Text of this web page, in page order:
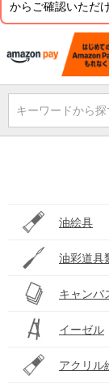
からご確認いただ
キーワードから探
油絵具
油彩道具
キャンバ
イーゼル
アクリル